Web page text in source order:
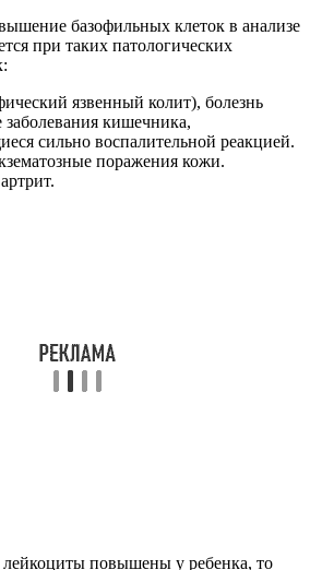
базофильных клеток в анализе
при таких патологических
язвенный колит), болезнь
кишечника,
сильно воспалительной реакцией.
поражения кожи.